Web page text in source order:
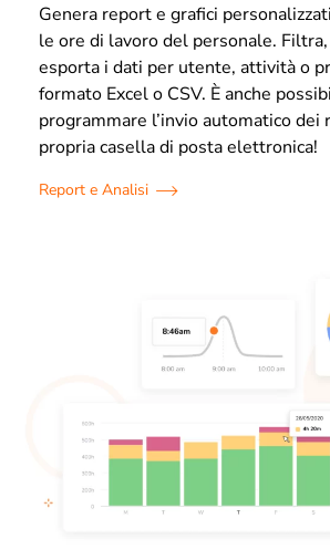
Genera report e grafici
le ore di lavoro del personale.
esporta i dati per utente, attività o
formato Excel o CSV. È anche
programmare l’invio automatico dei
propria casella di posta elettronica!
Report e Analisi